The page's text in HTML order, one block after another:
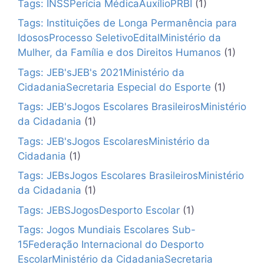
Tags: INSSPerícia MédicaAuxílioPRBI (1)
Tags: Instituições de Longa Permanência para
IdososProcesso SeletivoEditalMinistério da
Mulher, da Família e dos Direitos Humanos (1)
Tags: JEB'sJEB's 2021Ministério da
CidadaniaSecretaria Especial do Esporte (1)
Tags: JEB'sJogos Escolares BrasileirosMinistério
da Cidadania (1)
Tags: JEB'sJogos EscolaresMinistério da
Cidadania (1)
Tags: JEBsJogos Escolares BrasileirosMinistério
da Cidadania (1)
Tags: JEBSJogosDesporto Escolar (1)
Tags: Jogos Mundiais Escolares Sub-
15Federação Internacional do Desporto
EscolarMinistério da CidadaniaSecretaria